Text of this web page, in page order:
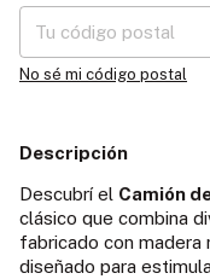
No sé mi código postal
Descripción
Descubrí el Camión
clásico que combina
fabricado con madera
diseñado para